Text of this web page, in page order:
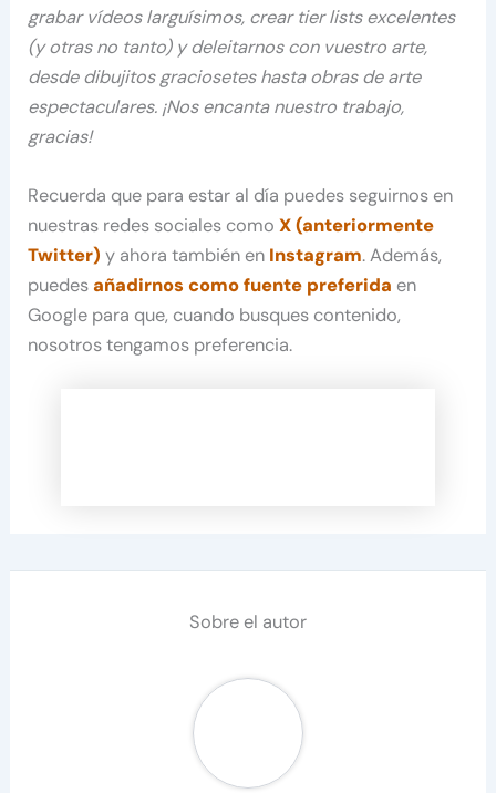
grabar vídeos larguísimos, crear tier lists excelentes
(y otras no tanto) y deleitarnos con vuestro arte,
desde dibujitos graciosetes hasta obras de arte
espectaculares. ¡Nos encanta nuestro trabajo,
gracias!
Recuerda que para estar al día puedes seguirnos en
nuestras redes sociales comoX (anteriormente
Twitter) y ahora también en Instagram. Además,
puedesañadirnos como fuente preferida en
Google para que, cuando busques contenido,
nosotros tengamos preferencia.
Sobre el autor